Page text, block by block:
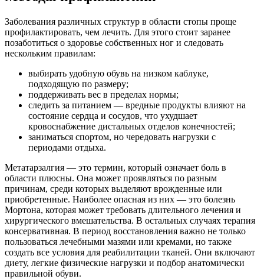
Заболевания различных структур в области стопы проще
профилактировать, чем лечить. Для этого стоит заранее
позаботиться о здоровье собственных ног и следовать
нескольким правилам:
выбирать удобную обувь на низком каблуке,
подходящую по размеру;
поддерживать вес в пределах нормы;
следить за питанием — вредные продукты влияют на
состояние сердца и сосудов, что ухудшает
кровоснабжение дистальных отделов конечностей;
заниматься спортом, но чередовать нагрузки с
периодами отдыха.
Метатарзалгия — это термин, который означает боль в
области плюсны. Она может проявляться по разным
причинам, среди которых выделяют врожденные или
приобретенные. Наиболее опасная из них — это болезнь
Мортона, которая может требовать длительного лечения и
хирургического вмешательства. В остальных случаях терапия
консервативная. В период восстановления важно не только
пользоваться лечебными мазями или кремами, но также
создать все условия для реабилитации тканей. Они включают
диету, легкие физические нагрузки и подбор анатомически
правильной обуви.